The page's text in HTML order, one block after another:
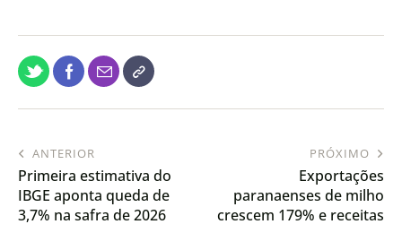
ANTERIOR
Primeira estimativa do
IBGE aponta queda de
3,7% na safra de 2026
PRÓXIMO
Exportações
paranaenses de milho
crescem 179% e receitas